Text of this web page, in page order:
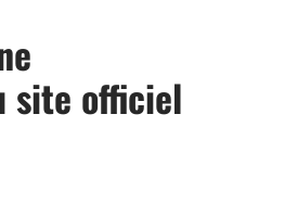
site officiel